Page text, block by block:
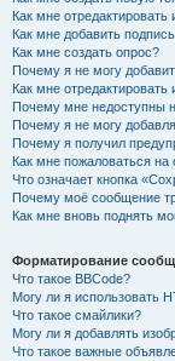
Как мне
Как мне добавить
Как мне создать опрос?
Почему я не могу
Как мне отредактировать
Почему мне недоступны
Почему я не могу
Почему я получил
Как мне пожаловаться
Что означает кнопка
Почему моё сообщение
Как мне вновь поднять
Форматирование
Что такое BBCode?
Могу ли я использовать
Что такое смайлики?
Могу ли я добавлять
Что такое важные